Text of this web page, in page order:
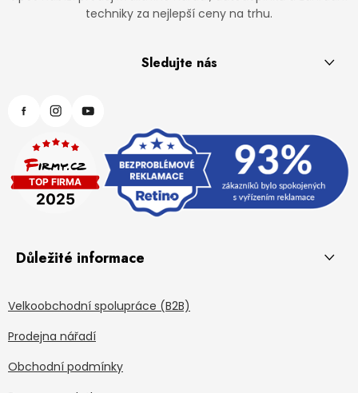
techniky za nejlepší ceny na trhu.
Sledujte nás
Důležité informace
Velkoobchodní spolupráce (B2B)
Prodejna nářadí
Obchodní podmínky